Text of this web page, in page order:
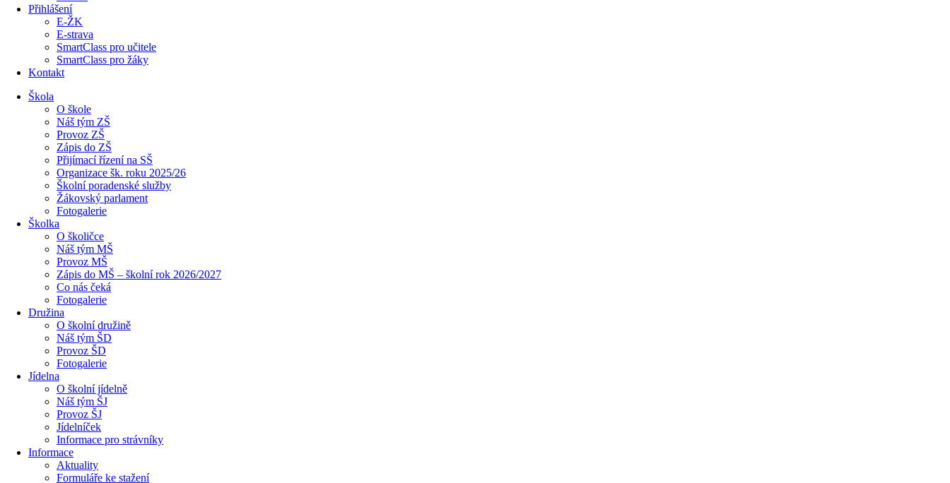
Přihlášení
E-ŽK
E-strava
SmartClass pro učitele
SmartClass pro žáky
Kontakt
Škola
O škole
Náš tým ZŠ
Provoz ZŠ
Zápis do ZŠ
Přijímací řízení na SŠ
Organizace šk. roku 2025/26
Školní poradenské služby
Žákovský parlament
Fotogalerie
Školka
O školičce
Náš tým MŠ
Provoz MŠ
Zápis do MŠ – školní rok 2026/2027
Co nás čeká
Fotogalerie
Družina
O školní družině
Náš tým ŠD
Provoz ŠD
Fotogalerie
Jídelna
O školní jídelně
Náš tým ŠJ
Provoz ŠJ
Jídelníček
Informace pro strávníky
Informace
Aktuality
Formuláře ke stažení